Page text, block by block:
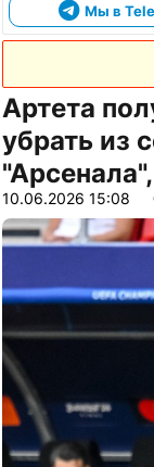
Мы в
Артета
убрать из
10.06.2026 15:08